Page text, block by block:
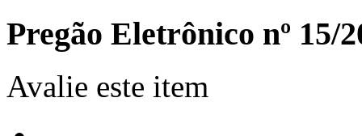
Pregão Eletrônico nº 15/
Avalie este item